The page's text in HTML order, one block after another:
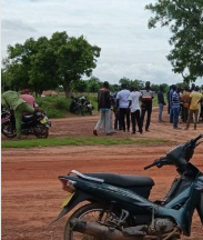
o
r
u
n
c
o
u